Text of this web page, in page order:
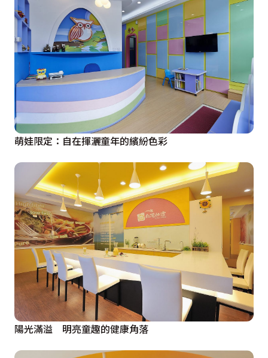
萌娃限定：自在揮灑童年的繽紛色彩
陽光滿溢 明亮童趣的健康角落